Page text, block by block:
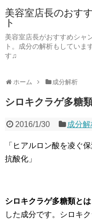
美容室店長のおす
ト
美容室店長がおすすめシャ
ト。成分の解析もしていま
す♫
ホーム 成分解析
シロキクラゲ多糖
2016/1/30 成分
「ヒアルロン酸を凌ぐ
抗酸化」
シロキクラゲ多糖類とは
した成分です。シロキ